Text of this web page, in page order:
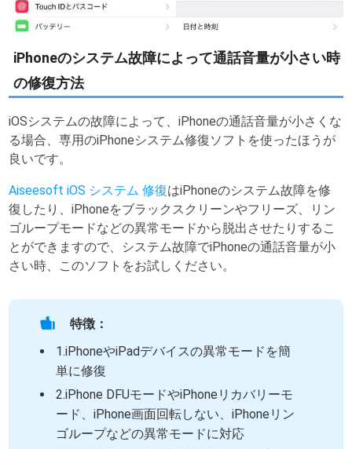
iPhoneのシステム故障によって通話音量が小さい時
の修復方法
iOSシステムの故障によって、iPhoneの通話音量が小さくな
る場合、専用のiPhoneシステム修復ソフトを使ったほうが
良いです。
Aiseesoft iOS システム 修復はiPhoneのシステム故障を修
復したり、iPhoneをブラックスクリーンやフリーズ、リン
ゴループモードなどの異常モードから脱出させたりするこ
とができますので、システム故障でiPhoneの通話音量が小
さい時、このソフトをお試しください。
特徴：
1.iPhoneやiPadデバイスの異常モードを簡
単に修復
2.iPhone DFUモードやiPhoneリカバリーモ
ード、iPhone画面回転しない、iPhoneリン
ゴループなどの異常モードに対応